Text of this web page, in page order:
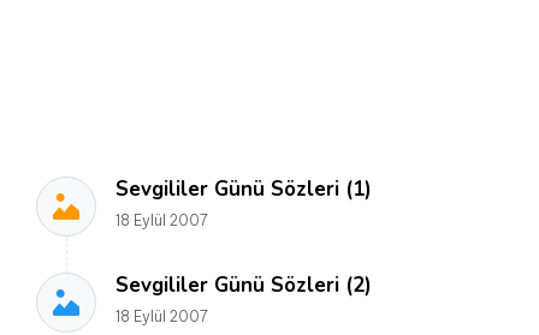
Sevgililer Günü Sözleri (1)
18 Eylül 2007
Sevgililer Günü Sözleri (2)
18 Eylül 2007